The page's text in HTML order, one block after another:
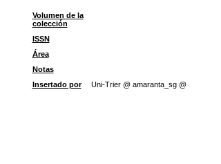
Volumen de la
colección
ISSN
Área
Notas
Insertado por
Uni-Trier @ amaranta_sg @